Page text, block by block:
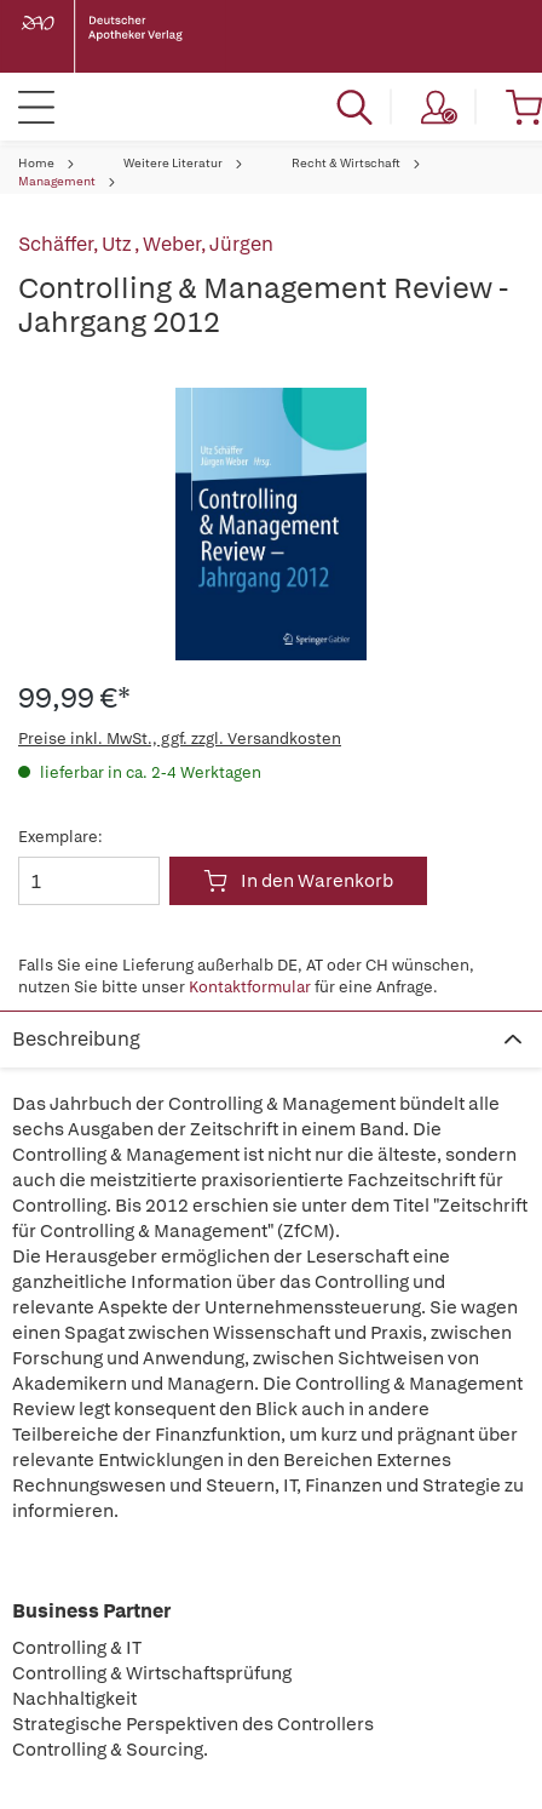
Home Weitere Literatur
Recht & Wirtschaft
Management
Schäffer, Utz,Weber, Jürgen
Controlling & Management Review -
Jahrgang 2012
99,99 €*
Preise inkl. MwSt., ggf. zzgl. Versandkosten
lieferbar in ca. 2-4 Werktagen
Exemplare:
In den Warenkorb
Falls Sie eine Lieferung außerhalb DE, AT oder CH wünschen,
nutzen Sie bitte unser Kontaktformularfür eine Anfrage.
Beschreibung
Das Jahrbuch der Controlling & Management bündelt alle
sechs Ausgaben der Zeitschrift in einem Band. Die
Controlling & Management ist nicht nur die älteste, sondern
auch die meistzitierte praxisorientierte Fachzeitschrift für
Controlling. Bis 2012 erschien sie unter dem Titel "Zeitschrift
für Controlling & Management" (ZfCM).
Die Herausgeber ermöglichen der Leserschaft eine
ganzheitliche Information über das Controlling und
relevante Aspekte der Unternehmenssteuerung. Sie wagen
einen Spagat zwischen Wissenschaft und Praxis, zwischen
Forschung und Anwendung, zwischen Sichtweisen von
Akademikern und Managern. Die Controlling & Management
Review legt konsequent den Blick auch in andere
Teilbereiche der Finanzfunktion, um kurz und prägnant über
relevante Entwicklungen in den Bereichen Externes
Rechnungswesen und Steuern, IT, Finanzen und Strategie zu
informieren.
Business Partner
Controlling & IT
Controlling & Wirtschaftsprüfung
Nachhaltigkeit
Strategische Perspektiven des Controllers
Controlling & Sourcing.